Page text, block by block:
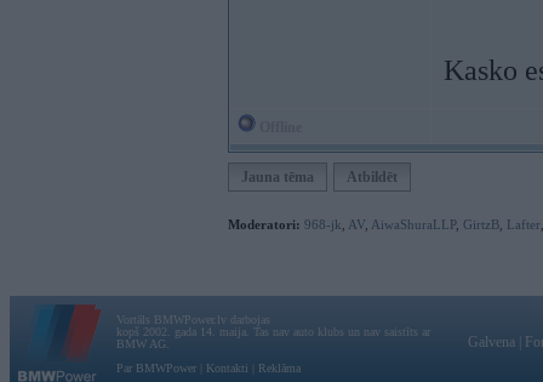
Kasko
Jauna tēma Atbildēt
Moderatori: 968-jk AV AiwaShuraLLP, GirtzB Lafter
Vortāls BMWPower.lv darbojas
kopš 2002. gada 14. maija. Tas nav auto klubs un nav saistīts ar
BMW AG.
Par BMWPower
Kontakti Reklāma
Galvena